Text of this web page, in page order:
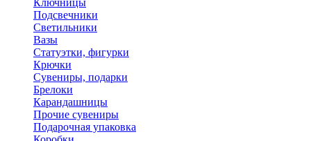
Ключницы
Подсвечники
Светильники
Вазы
Статуэтки, фигурки
Крючки
Сувениры, подарки
Брелоки
Карандашницы
Прочие сувениры
Подарочная упаковка